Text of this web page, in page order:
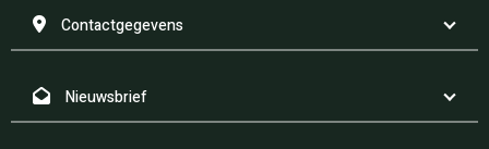
Contactgegevens
Nieuwsbrief